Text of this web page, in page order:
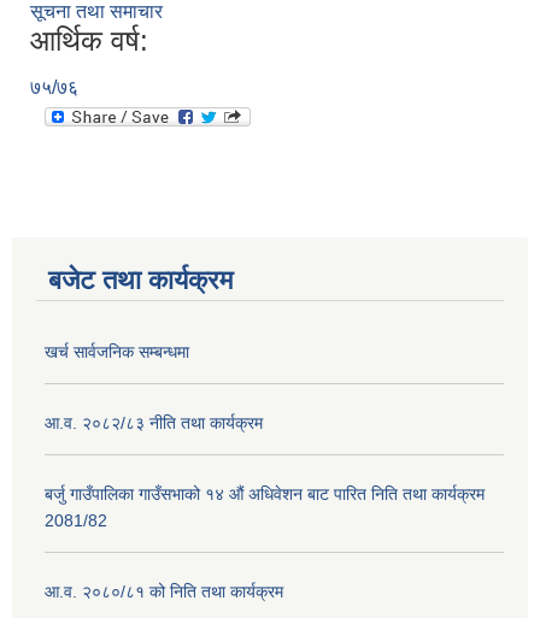
सूचना तथा समाचार
आर्थिक वर्ष:
७५/७६
बजेट तथा कार्यक्रम
खर्च सार्वजनिक सम्बन्धमा
आ.व. २०८२/८३ नीति तथा कार्यक्रम
बर्जु गाउँपालिका गाउँसभाको १४ औं अधिवेशन बाट पारित निति तथा कार्यक्रम
2081/82
आ.व. २०८०/८१ को निति तथा कार्यक्रम